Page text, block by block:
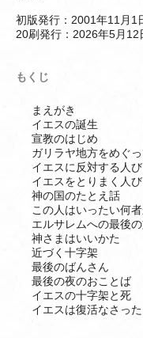
初版発行：2001年11月1
20刷発行：2026年5月12
もくじ
まえがき
イエスの誕生
宣教のはじめ
ガリラヤ地方をめぐ
イエスに反対する人び
イエスをとりまく人び
神の国のたとえ話
この人はいったい何者
エルサレムへの最後
神さまはいいかた
近づく十字架
最後のばんさん
最後の夜のおことば
イエスの十字架と死
イエスは復活なさった